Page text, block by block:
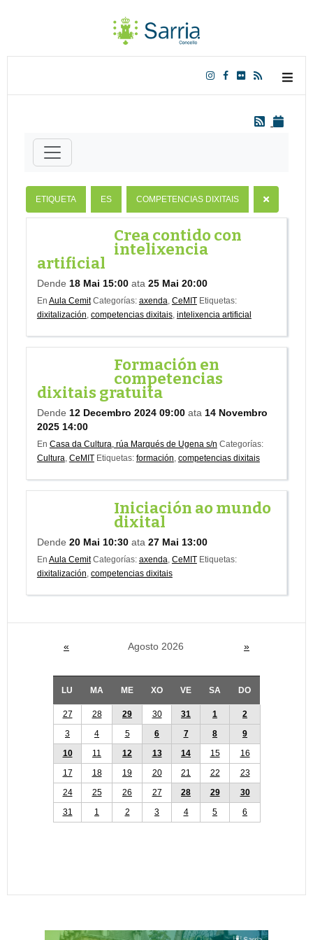
ETIQUETA ES COMPETENCIAS DIXITAIS
Crea contido con
intelixencia
artificial
Dende 18 Mai 15:00 ata 25 Mai 20:00
En Aula Cemit Categorías: axenda, CeMIT Etiquetas:
dixitalización, competencias dixitais, intelixencia artificial
Formación en
competencias
dixitais gratuita
Dende 12 Decembro 2024 09:00 ata 14 Novembro
2025 14:00
En Casa da Cultura, rúa Marqués de Ugena s/n Categorías:
Cultura, CeMIT Etiquetas: formación, competencias dixitais
Iniciación ao mundo
dixital
Dende 20 Mai 10:30 ata 27 Mai 13:00
En Aula Cemit Categorías: axenda, CeMIT Etiquetas:
dixitalización, competencias dixitais
« Agosto 2026 »
LU MA ME XO VE SA DO
27 28 29 30 31 1
2
3
4 5 6 7 8
9
10
11 12 13 14 15
16
17
18 19 20 21 22
23
24
25 26 27 28 29
30
31
1 2 3 4 5 6